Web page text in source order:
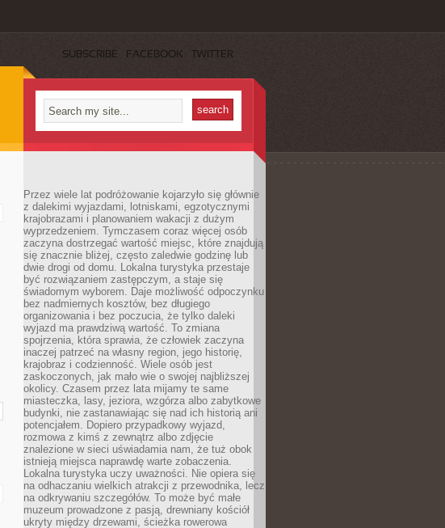
SUBSCRIBE FACEBOOK TWITTER
Przez wiele lat podróżowanie kojarzyło się głównie
z dalekimi wyjazdami, lotniskami, egzotycznymi
krajobrazami i planowaniem wakacji z dużym
wyprzedzeniem. Tymczasem coraz więcej osób
zaczyna dostrzegać wartość miejsc, które znajdują
się znacznie bliżej, często zaledwie godzinę lub
dwie drogi od domu. Lokalna turystyka przestaje
być rozwiązaniem zastępczym, a staje się
świadomym wyborem. Daje możliwość odpoczynku
bez nadmiernych kosztów, bez długiego
organizowania i bez poczucia, że tylko daleki
wyjazd ma prawdziwą wartość. To zmiana
spojrzenia, która sprawia, że człowiek zaczyna
inaczej patrzeć na własny region, jego historię,
krajobraz i codzienność. Wiele osób jest
zaskoczonych, jak mało wie o swojej najbliższej
okolicy. Czasem przez lata mijamy te same
miasteczka, lasy, jeziora, wzgórza albo zabytkowe
budynki, nie zastanawiając się nad ich historią ani
potencjałem. Dopiero przypadkowy wyjazd,
rozmowa z kimś z zewnątrz albo zdjęcie
znalezione w sieci uświadamia nam, że tuż obok
istnieją miejsca naprawdę warte zobaczenia.
Lokalna turystyka uczy uważności. Nie opiera się
na odhaczaniu wielkich atrakcji z przewodnika, lecz
na odkrywaniu szczegółów. To może być małe
muzeum prowadzone z pasją, drewniany kościół
ukryty między drzewami, ścieżka rowerowa